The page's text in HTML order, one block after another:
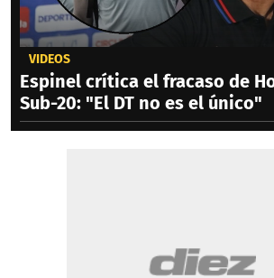
VIDEOS
Espinel crítica el fracaso de
Sub-20: "El DT no es el único"